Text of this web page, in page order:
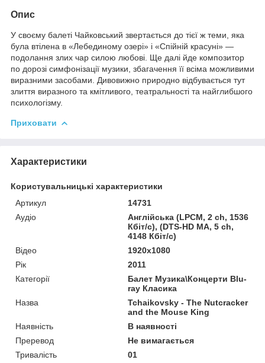
Опис
У своєму балеті Чайковський звертається до тієї ж теми, яка
була втілена в «Лебединому озері» і «Спійній красуні» —
подолання злих чар силою любові. Ще далі йде композитор
по дорозі симфонізації музики, збагачення її всіма можливими
виразними засобами. Дивовижно природно відбувається тут
злиття виразного та кмітливого, театральності та найглибшого
психологізму.
Приховати
Характеристики
Користувальницькі характеристики
Артикул
14731
Аудіо
Англійська (LPCM, 2 ch, 1536
Кбіт/с), (DTS-HD MA, 5 ch,
4148 Кбіт/с)
Відео
1920x1080
Рік
2011
Категорії
Балет Музика\Концерти Blu-
ray Класика
Назва
Tchaikovsky - The Nutcracker
and the Mouse King
Наявність
В наявності
Преревод
Не вимагається
Тривалість
01